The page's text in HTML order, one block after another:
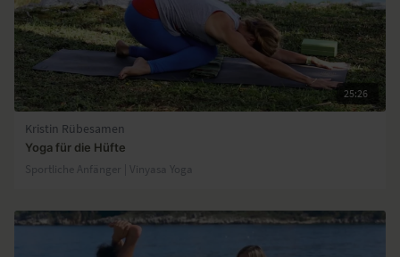
25:26
Kristin Rübesamen
Yoga für die Hüfte
Sportliche Anfänger | Vinyasa Yoga